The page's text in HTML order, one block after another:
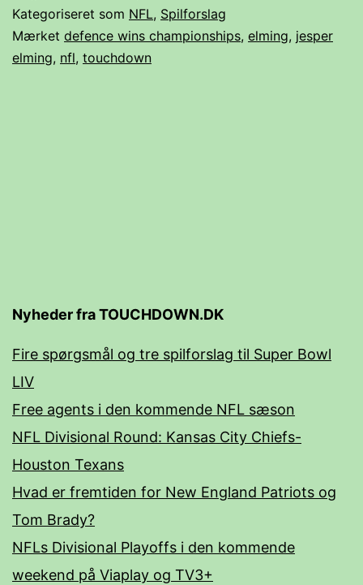
A
Wedding
(2017)
Kategoriseret som NFL, Spilforslag
Mærket defence wins championships, elming, jesper
elming, nfl, touchdown
Nyheder fra TOUCHDOWN.DK
Fire spørgsmål og tre spilforslag til Super Bowl
LIV
Free agents i den kommende NFL sæson
NFL Divisional Round: Kansas City Chiefs-
Houston Texans
Hvad er fremtiden for New England Patriots og
Tom Brady?
NFLs Divisional Playoffs i den kommende
weekend på Viaplay og TV3+